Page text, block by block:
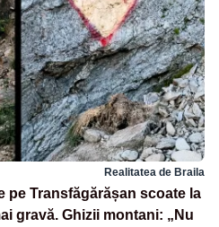
Realitatea de Braila
pe Transfăgărășan scoate la
gravă. Ghizii montani: „Nu